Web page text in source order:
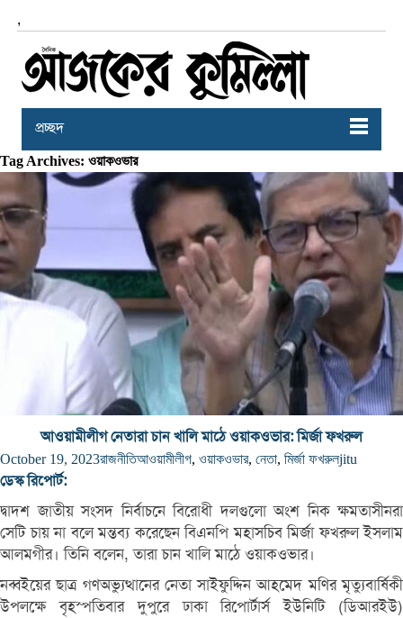
,
প্রচ্ছদ
Tag Archives: ওয়াকওভার
আওয়ামীলীগ নেতারা চান খালি মাঠে ওয়াকওভার: মির্জা ফখরুল
October 19, 2023রাজনীতিআওয়ামীলীগ, ওয়াকওভার, নেতা, মির্জা ফখরুলjitu
ডেস্ক রিপোর্ট:
দ্বাদশ জাতীয় সংসদ নির্বাচনে বিরোধী দলগুলো অংশ নিক ক্ষমতাসীনরা
সেটি চায় না বলে মন্তব্য করেছেন বিএনপি মহাসচিব মির্জা ফখরুল ইসলাম
আলমগীর। তিনি বলেন, তারা চান খালি মাঠে ওয়াকওভার।
নব্বইয়ের ছাত্র গণঅভ্যুত্থানের নেতা সাইফুদ্দিন আহমেদ মণির মৃত্যুবার্ষিকী
উপলক্ষে বৃহস্পতিবার দুপুরে ঢাকা রিপোর্টার্স ইউনিটি (ডিআরইউ)